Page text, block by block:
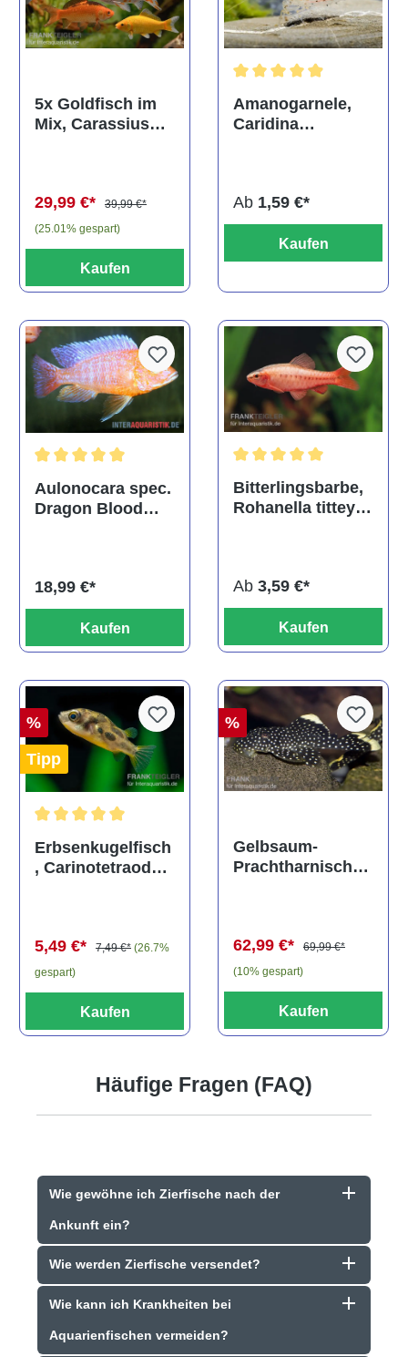
5x Goldfisch im
Mix, Carassius
29,99 €*
39,99 €*
(25.01% gespart)
Kaufen
Amanogarnele,
Caridina
Ab 1,59 €*
Kaufen
Durchschnittliche Bewertung von 5 von 5 Sternen
Aulonocara spec.
Dragon Blood
18,99 €*
Kaufen
Bitterlingsbarbe,
Rohanella titteya,
Ab 3,59 €*
Kaufen
%
Tipp
Durchschnittliche Bewertung von 5 von 5 Sternen
Erbsenkugelfisch
, Carinotetraodon
5,49 €* 7,49 €* (26.7%
gespart)
Kaufen
%
Gelbsaum-
Prachtharnischw
62,99 €*
69,99 €*
(10% gespart)
Kaufen
Häufige Fragen (FAQ)
Wie gewöhne ich Zierfische nach der
Ankunft ein?
Wie werden Zierfische versendet?
Wie kann ich Krankheiten bei
Aquarienfischen vermeiden?